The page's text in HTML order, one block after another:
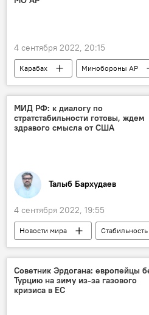
4 сентября 2022, 20:15
Карабах
Минобороны АР
Армения
обстрелы
Нарушение режима прекращения огня
Азербайджан
МИД РФ: к диалогу по
стратстабильности готовы, ждем
здравого смысла от США
Талыб Бархудаев
4 сентября 2022, 19:55
Новости мира
Стабильность
Россия
США
Советник Эрдогана: европейцы
Турцию на зиму из-за газового
кризиса в ЕС